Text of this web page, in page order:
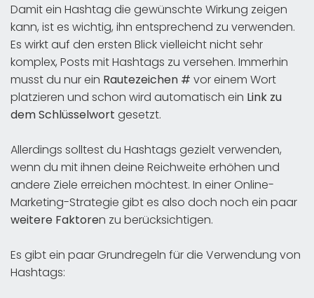
Damit ein Hashtag die gewünschte Wirkung zeigen
kann, ist es wichtig, ihn entsprechend zu verwenden.
Es wirkt auf den ersten Blick vielleicht nicht sehr
komplex, Posts mit Hashtags zu versehen. Immerhin
musst du nur ein Rautezeichen # vor einem Wort
platzieren und schon wird automatisch ein Link zu
dem Schlüsselwort gesetzt.
Allerdings solltest du Hashtags gezielt verwenden,
wenn du mit ihnen deine Reichweite erhöhen und
andere Ziele erreichen möchtest. In einer Online-
Marketing-Strategie gibt es also doch noch ein paar
weitere Faktoren zu berücksichtigen.
Es gibt ein paar Grundregeln für die Verwendung von
Hashtags: